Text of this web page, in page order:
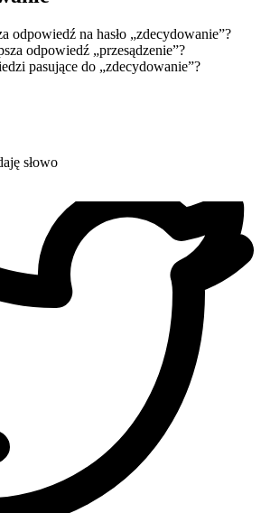
odpowiedź na hasło „zdecydowanie”?
odpowiedź „przesądzenie”?
pasujące do „zdecydowanie”?
słowo